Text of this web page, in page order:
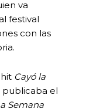
va
festival
con las
Cayó la
el
Semana